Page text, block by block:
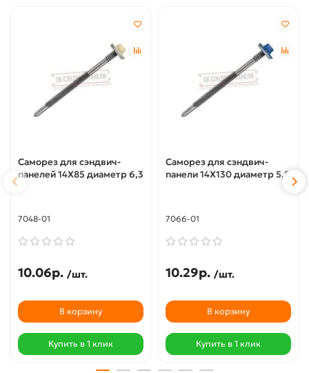
Саморез для сэндвич-
панелей 14X85 диаметр 6,3
7048-01
10.06р. /шт.
В корзину
Купить в 1 клик
Саморез для сэндвич-
панели 14X130 диаметр 5,5
7066-01
10.29р. /шт.
В корзину
Купить в 1 клик